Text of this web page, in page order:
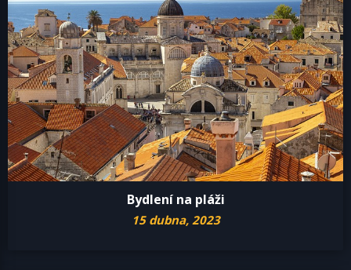
Bydlení na pláži
15 dubna, 2023